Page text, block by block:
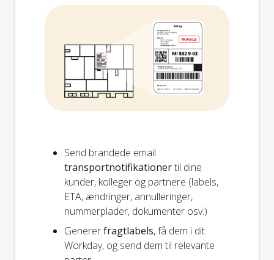
Send brandede email
transportnotifikationertil dine
kunder, kolleger og partnere (labels,
ETA, ændringer, annulleringer,
nummerplader, dokumenter osv.)
Genererfragtlabels, få dem i dit
Workday, og send dem til relevante